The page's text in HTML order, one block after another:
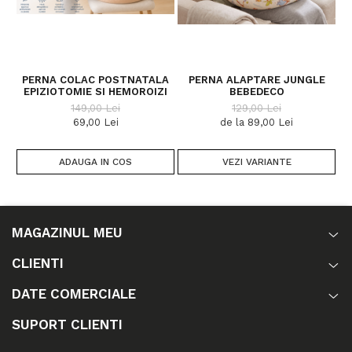
de cate ori doriti
Absenţa substanţelor periculoase este garantată de
certificarea conform standardului OEKO-TEX®100.
Dimensiuni:lungime exterioara 140 cm, lungime interioara 75
PERNA COLAC POSTNATALA
EPIZIOTOMIE SI HEMOROIZI
149,00 Lei
69,00 Lei
ADAUGA IN COS
PERNA ALAPTARE JUNGLE
BEBEDECO
129,00 Lei
de la 89,00 Lei
VEZI VARIANTE
MAGAZINUL MEU
CLIENTI
DATE COMERCIALE
SUPORT CLIENTI